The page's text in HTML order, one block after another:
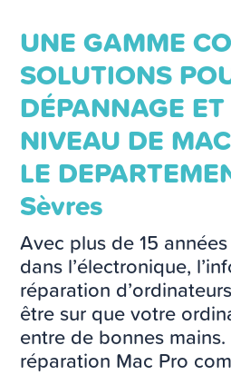
UNE GAMME
SOLUTIONS
DÉPANNAGE
NIVEAU DE
LE
Sèvres
Avec plus de 15
dans l’électronique,
réparation
être sur que votre
entre de bonnes
réparation Mac Pro